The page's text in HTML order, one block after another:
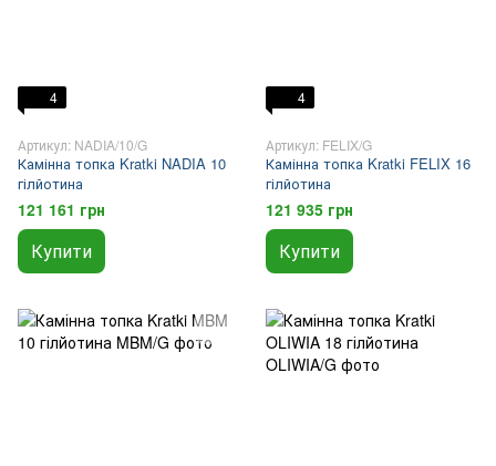
4
Артикул: NADIA/10/G
Камінна топка Kratki NADIA 10
гілйотина
121 161 грн
Купити
4
Артикул: FELIX/G
Камінна топка Kratki FELIX 16
гілйотина
121 935 грн
Купити